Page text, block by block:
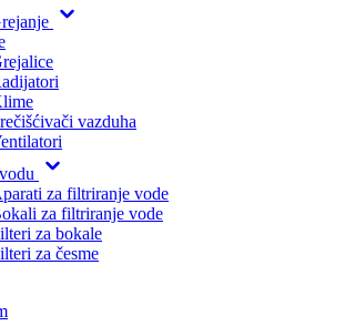
vazduha
za filtriranje vode
za filtriranje vode
za bokale
za česme